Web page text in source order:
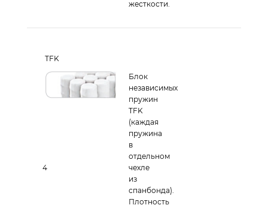
жесткости.
TFK
4
Блок
независимых
пружин
TFK
(каждая
пружина
в
отдельном
чехле
из
спанбонда).
Плотность